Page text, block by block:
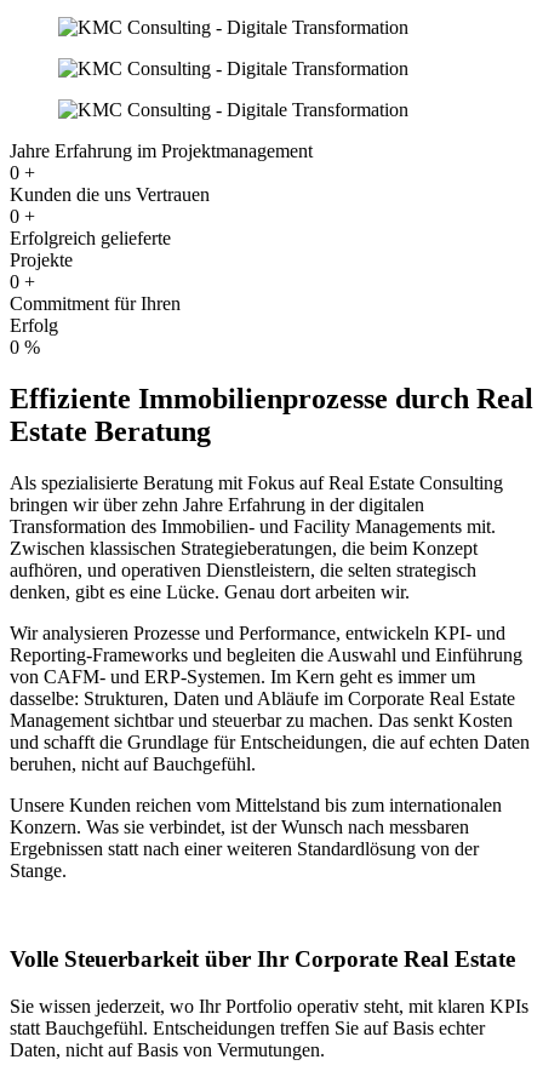
Jahre Erfahrung im Projektmanagement
0 +
Kunden die uns Vertrauen
0 +
Erfolgreich gelieferte
Projekte
0 +
Commitment für Ihren
Erfolg
0 %
Effiziente Immobilienprozesse durch Real
Estate Beratung
Als spezialisierte Beratung mit Fokus auf Real Estate Consulting
bringen wir über zehn Jahre Erfahrung in der digitalen
Transformation des Immobilien- und Facility Managements mit.
Zwischen klassischen Strategieberatungen, die beim Konzept
aufhören, und operativen Dienstleistern, die selten strategisch
denken, gibt es eine Lücke. Genau dort arbeiten wir.
Wir analysieren Prozesse und Performance, entwickeln KPI- und
Reporting-Frameworks und begleiten die Auswahl und Einführung
von CAFM- und ERP-Systemen. Im Kern geht es immer um
dasselbe: Strukturen, Daten und Abläufe im Corporate Real Estate
Management sichtbar und steuerbar zu machen. Das senkt Kosten
und schafft die Grundlage für Entscheidungen, die auf echten Daten
beruhen, nicht auf Bauchgefühl.
Unsere Kunden reichen vom Mittelstand bis zum internationalen
Konzern. Was sie verbindet, ist der Wunsch nach messbaren
Ergebnissen statt nach einer weiteren Standardlösung von der
Stange.
Volle Steuerbarkeit über Ihr Corporate Real Estate
Sie wissen jederzeit, wo Ihr Portfolio operativ steht, mit klaren KPIs
statt Bauchgefühl. Entscheidungen treffen Sie auf Basis echter
Daten, nicht auf Basis von Vermutungen.